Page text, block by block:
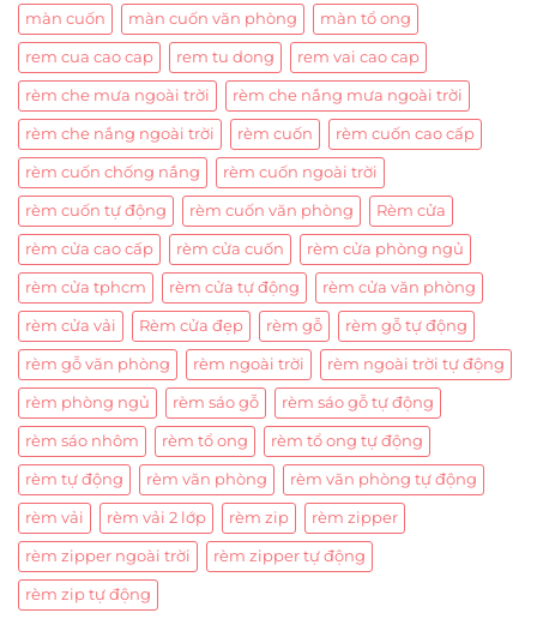
màn cuốn màn cuốn văn phòng màn tổ ong
rem cua cao cap rem tu dong rem vai cao cap
rèm che mưa ngoài trời rèm che nắng mưa ngoài trời
rèm che nắng ngoài trời rèm cuốn rèm cuốn cao cấp
rèm cuốn chống nắng rèm cuốn ngoài trời
rèm cuốn tự động rèm cuốn văn phòng Rèm cửa
rèm cửa cao cấp rèm cửa cuốn rèm cửa phòng ngủ
rèm cửa tphcm rèm cửa tự động rèm cửa văn phòng
rèm cửa vải Rèm cửa đẹp rèm gỗ rèm gỗ tự động
rèm gỗ văn phòng rèm ngoài trời rèm ngoài trời tự động
rèm phòng ngủ rèm sáo gỗ rèm sáo gỗ tự động
rèm sáo nhôm rèm tổ ong rèm tổ ong tự động
rèm tự động rèm văn phòng rèm văn phòng tự động
rèm vải rèm vải 2 lớp rèm zip rèm zipper
rèm zipper ngoài trời rèm zipper tự động
rèm zip tự động